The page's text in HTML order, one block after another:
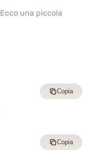
una piccola
Copia
Copia